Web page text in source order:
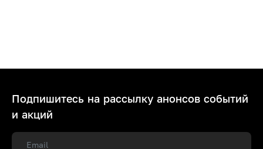
Подпишитесь на рассылку анонсов событий
и акций